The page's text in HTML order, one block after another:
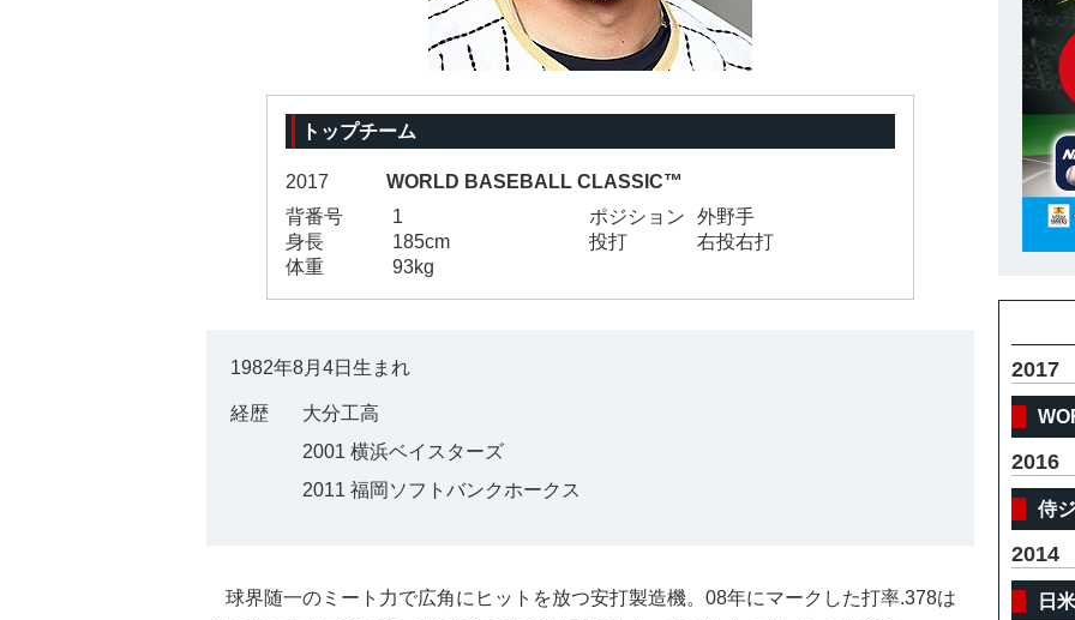
トップチーム
2017
WORLD BASEBALL CLASSIC™
背番号
1 ポジション
外野手
身長
185cm 投打
右投右打
体重
93kg
1982年8月4日生まれ
経歴
大分工高
2001 横浜ベイスターズ
2011 福岡ソフトバンクホークス
球界随一のミート力で広角にヒットを放つ安打製造機。08年にマークした打率.378は
2017
2016
侍
2014
日